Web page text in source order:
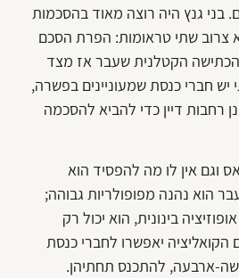
גנץ היה רוצה מאוד בהסכמות
צרוב שתי טראומות: הפרת הסכם
הקטלנית שעבר אז מצד
חברי כנסת שמעוניינים בפשרה,
רחבות דיין כדי להביא להסכמה
וגם אין לו מה להפסיד הוא
הוא נהנה מפופולריות גבוהה;
בינונית, הוא יכול רק
יאפשרו לחברי כנסת
ארבעה, להתכנס תחתיהן.